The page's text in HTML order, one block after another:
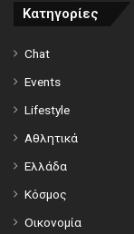
Κατηγορίες
Chat
Events
Lifestyle
Αθλητικά
Ελλάδα
Κόσμος
Οικονομία